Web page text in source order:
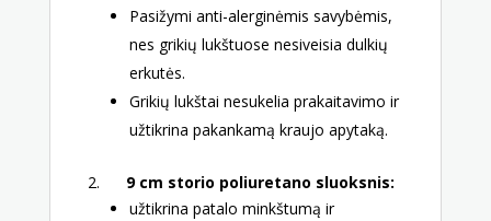
Pasižymi anti-alerginėmis savybėmis,
nes grikių lukštuose nesiveisia dulkių
erkutės.
Grikių lukštai nesukelia prakaitavimo ir
užtikrina pakankamą kraujo apytaką.
2. 9 cm storio poliuretano sluoksnis:
užtikrina patalo minkštumą ir